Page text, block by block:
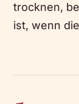
trocknen,
ist, wenn